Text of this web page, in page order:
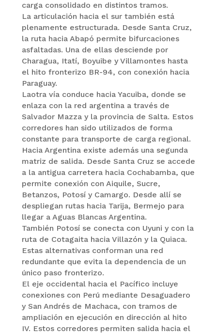
carga consolidado en distintos tramos.
La articulación hacia el sur también está
plenamente estructurada. Desde Santa Cruz,
la ruta hacia Abapó permite bifurcaciones
asfaltadas. Una de ellas desciende por
Charagua, Itatí, Boyuibe y Villamontes hasta
el hito fronterizo BR-94, con conexión hacia
Paraguay.
Laotra vía conduce hacia Yacuiba, donde se
enlaza con la red argentina a través de
Salvador Mazza y la provincia de Salta. Estos
corredores han sido utilizados de forma
constante para transporte de carga regional.
Hacia Argentina existe además una segunda
matriz de salida. Desde Santa Cruz se accede
a la antigua carretera hacia Cochabamba, que
permite conexión con Aiquile, Sucre,
Betanzos, Potosí y Camargo. Desde allí se
despliegan rutas hacia Tarija, Bermejo para
llegar a Aguas Blancas Argentina.
También Potosí se conecta con Uyuni y con la
ruta de Cotagaita hacia Villazón y la Quiaca.
Estas alternativas conforman una red
redundante que evita la dependencia de un
único paso fronterizo.
El eje occidental hacia el Pacífico incluye
conexiones con Perú mediante Desaguadero
y San Andrés de Machaca, con tramos de
ampliación en ejecución en dirección al hito
IV. Estos corredores permiten salida hacia el